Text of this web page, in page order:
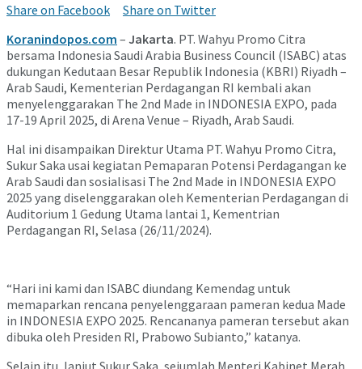
Share on Facebook
Share on Twitter
Koranindopos.com – Jakarta. PT. Wahyu Promo Citra
bersama Indonesia Saudi Arabia Business Council (ISABC) atas
dukungan Kedutaan Besar Republik Indonesia (KBRI) Riyadh –
Arab Saudi, Kementerian Perdagangan RI kembali akan
menyelenggarakan The 2nd Made in INDONESIA EXPO, pada
17-19 April 2025, di Arena Venue – Riyadh, Arab Saudi.
Hal ini disampaikan Direktur Utama PT. Wahyu Promo Citra,
Sukur Saka usai kegiatan Pemaparan Potensi Perdagangan ke
Arab Saudi dan sosialisasi The 2nd Made in INDONESIA EXPO
2025 yang diselenggarakan oleh Kementerian Perdagangan di
Auditorium 1 Gedung Utama lantai 1, Kementrian
Perdagangan RI, Selasa (26/11/2024).
“Hari ini kami dan ISABC diundang Kemendag untuk
memaparkan rencana penyelenggaraan pameran kedua Made
in INDONESIA EXPO 2025. Rencananya pameran tersebut akan
dibuka oleh Presiden RI, Prabowo Subianto,” katanya.
Selain itu, lanjut Sukur Saka, sejumlah Menteri Kabinet Merah